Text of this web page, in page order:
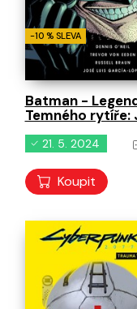
-10 % SLEVA
Batman -
Temného rytíře:
21. 5. 2024
Koupit